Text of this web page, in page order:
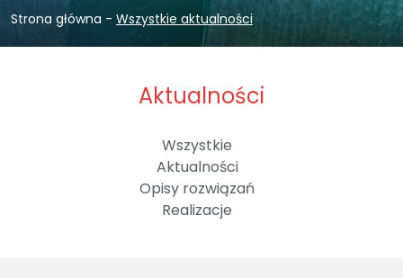
Strona główna - Wszystkie aktualności
Aktualności
Wszystkie
Aktualności
Opisy rozwiązań
Realizacje